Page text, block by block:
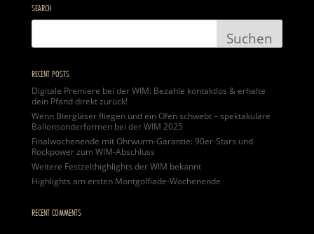
SEARCH
RECENT POSTS
Digitale Premiere bei der WIM: Bezahle kontaktlos & erhalte
dein Pfand direkt zurück!
Wenn Biergläser fliegen und ein Ofen schwebt – spektakuläre
Ballonsonderformen bei der WIM 2025
Finalwochenende mit Ohrwurm-Garantie: 90er-Stars und
Rockpower zum WIM-Abschluss
Weitere Festzelthighlights der WIM bekannt
Highlights am ersten Montgolfiade-Wochenende
RECENT COMMENTS